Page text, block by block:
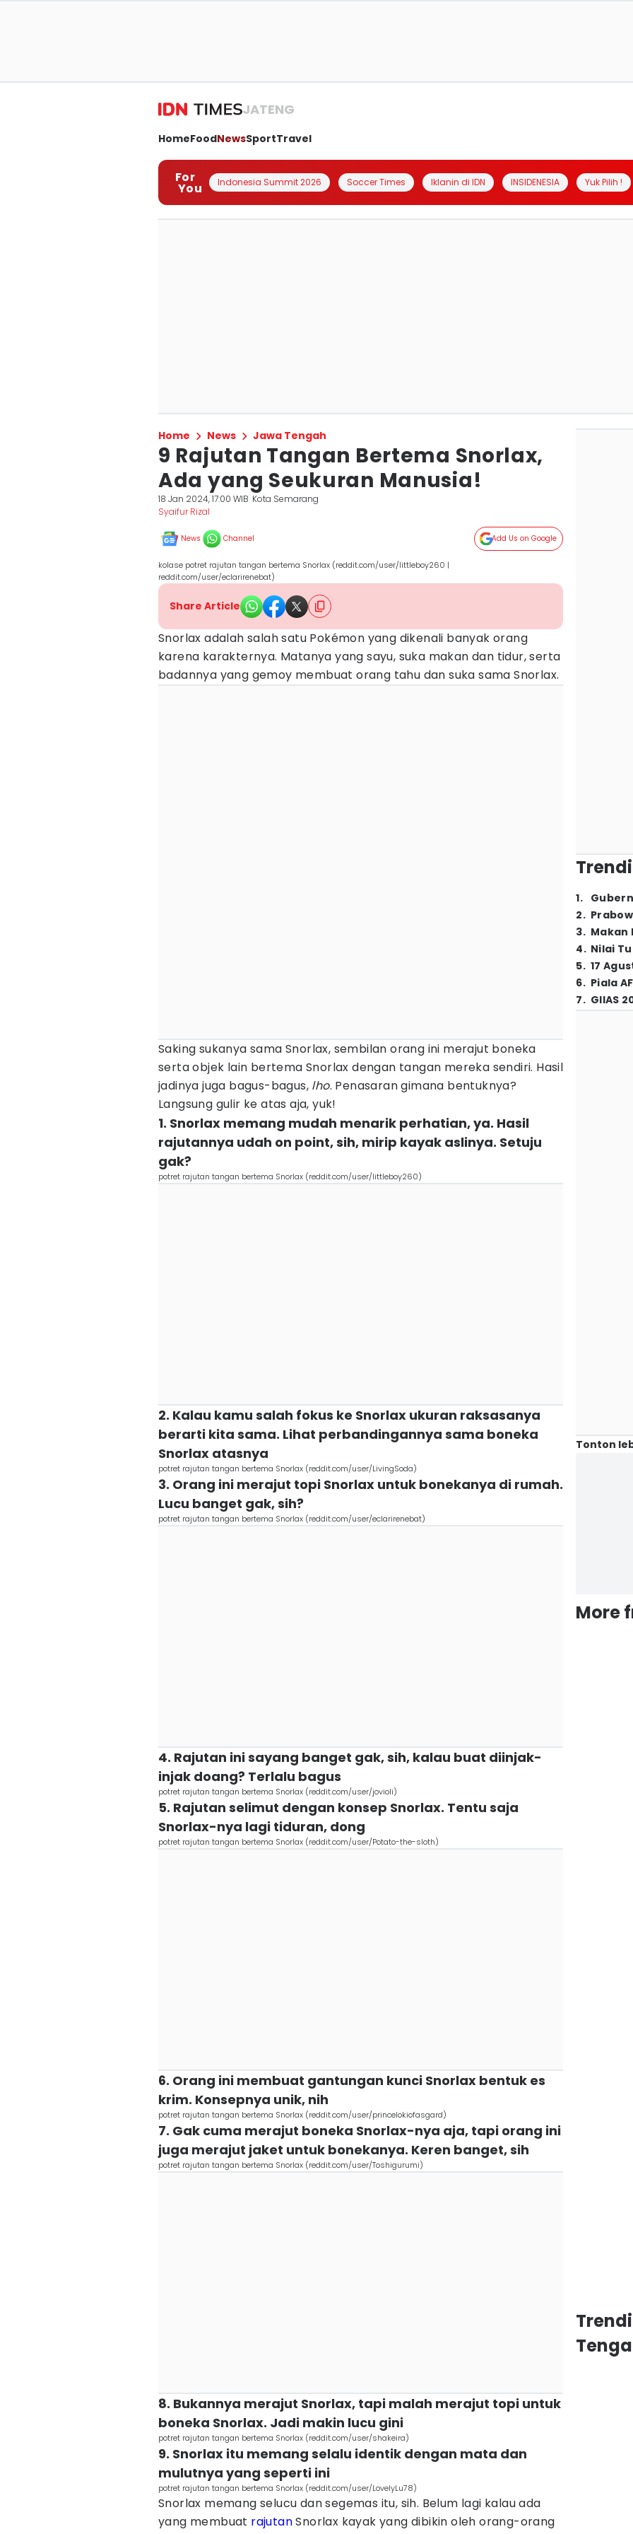
JATENG
HomeFoodNewsSportTravel
For
You Indonesia Summit 2026 Soccer Times Iklanin di IDN INSIDENESIA Yuk Pilih !
Home News Jawa Tengah
9 Rajutan Tangan Bertema Snorlax,
Ada yang Seukuran Manusia!
18 Jan 2024, 17:00 WIB Kota Semarang
Syaifur Rizal
News Channel Add Us on Google
kolase potret rajutan tangan bertema Snorlax (reddit.com/user/littleboy260 |
reddit.com/user/eclarirenebat)
Share Article
Snorlax adalah salah satu Pokémon yang dikenali banyak orang
karena karakternya. Matanya yang sayu, suka makan dan tidur, serta
badannya yang gemoy membuat orang tahu dan suka sama Snorlax.
Saking sukanya sama Snorlax, sembilan orang ini merajut boneka
serta objek lain bertema Snorlax dengan tangan mereka sendiri. Hasil
jadinya juga bagus-bagus, lho. Penasaran gimana bentuknya?
Langsung gulir ke atas aja, yuk!
1. Snorlax memang mudah menarik perhatian, ya. Hasil
rajutannya udah on point, sih, mirip kayak aslinya. Setuju
gak?
potret rajutan tangan bertema Snorlax (reddit.com/user/littleboy260)
2. Kalau kamu salah fokus ke Snorlax ukuran raksasanya
berarti kita sama. Lihat perbandingannya sama boneka
Snorlax atasnya
potret rajutan tangan bertema Snorlax (reddit.com/user/LivingSoda)
3. Orang ini merajut topi Snorlax untuk bonekanya di rumah.
Lucu banget gak, sih?
potret rajutan tangan bertema Snorlax (reddit.com/user/eclarirenebat)
4. Rajutan ini sayang banget gak, sih, kalau buat diinjak-
injak doang? Terlalu bagus
potret rajutan tangan bertema Snorlax (reddit.com/user/jovioli)
5. Rajutan selimut dengan konsep Snorlax. Tentu saja
Snorlax-nya lagi tiduran, dong
potret rajutan tangan bertema Snorlax (reddit.com/user/Potato-the-sloth)
6. Orang ini membuat gantungan kunci Snorlax bentuk es
krim. Konsepnya unik, nih
potret rajutan tangan bertema Snorlax (reddit.com/user/princelokiofasgard)
7. Gak cuma merajut boneka Snorlax-nya aja, tapi orang ini
juga merajut jaket untuk bonekanya. Keren banget, sih
potret rajutan tangan bertema Snorlax (reddit.com/user/Toshigurumi)
8. Bukannya merajut Snorlax, tapi malah merajut topi untuk
boneka Snorlax. Jadi makin lucu gini
potret rajutan tangan bertema Snorlax (reddit.com/user/shakeira)
9. Snorlax itu memang selalu identik dengan mata dan
mulutnya yang seperti ini
potret rajutan tangan bertema Snorlax (reddit.com/user/LovelyLu78)
Snorlax memang selucu dan segemas itu, sih. Belum lagi kalau ada
yang membuat rajutanSnorlax kayak yang dibikin oleh orang-orang
1.
2.
3. Makan
4. Nilai
5. 17
6. Piala
7. GIIAS
Tonton
More